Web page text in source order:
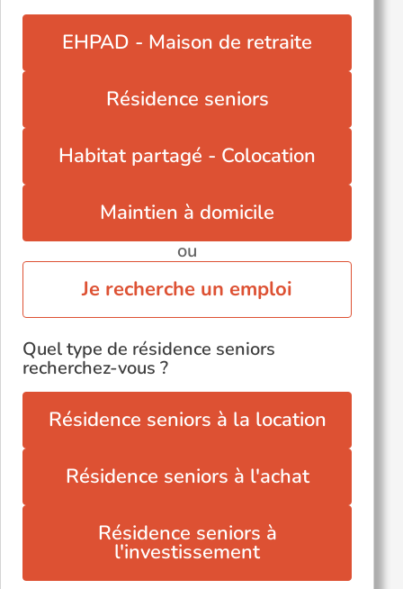
EHPAD - Maison de retraite
Résidence seniors
Habitat partagé - Colocation
Maintien à domicile
ou
Je recherche un emploi
Quel type de résidence seniors
recherchez-vous ?
Résidence seniors à la location
Résidence seniors à l'achat
Résidence seniors à
l'investissement